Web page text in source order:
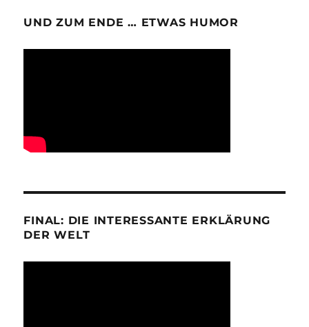
UND ZUM ENDE … ETWAS HUMOR
FINAL: DIE INTERESSANTE ERKLÄRUNG
DER WELT